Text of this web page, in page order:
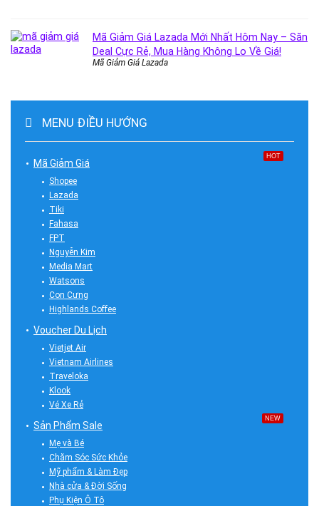
Mã Giảm Giá Lazada Mới Nhất Hôm Nay – Săn
Deal Cực Rẻ, Mua Hàng Không Lo Về Giá!
Mã Giảm Giá Lazada
MENU ĐIỀU HƯỚNG
Mã Giảm Giá
HOT
Shopee
Lazada
Tiki
Fahasa
FPT
Nguyễn Kim
Media Mart
Watsons
Con Cưng
Highlands Coffee
Voucher Du Lịch
Vietjet Air
Vietnam Airlines
Traveloka
Klook
Vé Xe Rẻ
Sản Phẩm Sale
NEW
Mẹ và Bé
Chăm Sóc Sức Khỏe
Mỹ phẩm & Làm Đẹp
Nhà cửa & Đời Sống
Phụ Kiện Ô Tô